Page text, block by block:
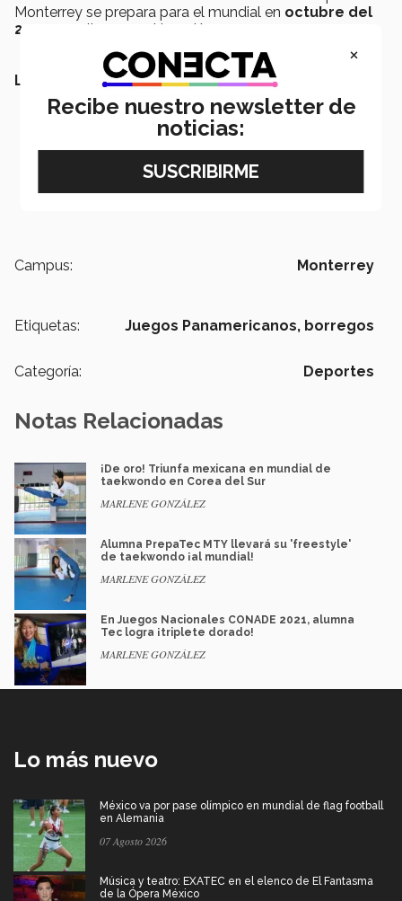
Monterrey se prepara para el mundial en octubre del
2024
, a realizarse en Hong Kong.
LEE TAMBIÉN:
Campus: Monterrey
Etiquetas: Juegos Panamericanos, borregos
Categoría: Deportes
Notas Relacionadas
¡De oro! Triunfa mexicana en mundial de
taekwondo en Corea del Sur
MARLENE GONZÁLEZ
Alumna PrepaTec MTY llevará su 'freestyle'
de taekwondo ¡al mundial!
MARLENE GONZÁLEZ
En Juegos Nacionales CONADE 2021, alumna
Tec logra ¡triplete dorado!
MARLENE GONZÁLEZ
Lo más nuevo
México va por pase olímpico en mundial de flag football
en Alemania
07 Agosto 2026
Música y teatro: EXATEC en el elenco de El Fantasma
de la Ópera México
×
Recibe nuestro newsletter de
noticias: